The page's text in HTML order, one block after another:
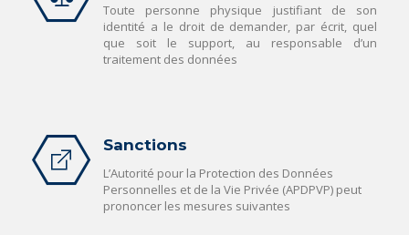
Toute personne physique justifiant de son
identité a le droit de demander, par écrit, quel
que soit le support, au responsable d’un
traitement des données
Sanctions
L’Autorité pour la Protection des Données
Personnelles et de la Vie Privée (APDPVP) peut
prononcer les mesures suivantes